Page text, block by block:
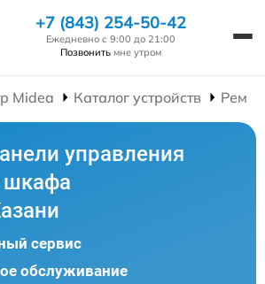
+7 (843) 254-50-42
Ежедневно с 9:00 до 21:00
Позвонить мне утром
Midea Каталог устройств
управления
шкафа
сервис
обслуживание